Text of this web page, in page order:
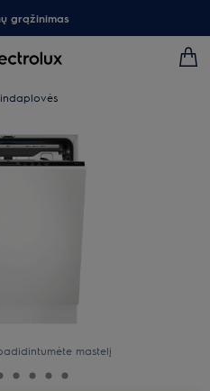
grąžinimas
mastelį